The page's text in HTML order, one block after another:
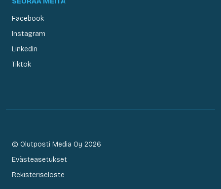
Facebook
Instagram
LinkedIn
Tiktok
© Olutposti Media Oy 2026
Evästeasetukset
Rekisteriseloste